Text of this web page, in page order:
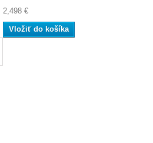
2,498 €
Vložiť do košíka